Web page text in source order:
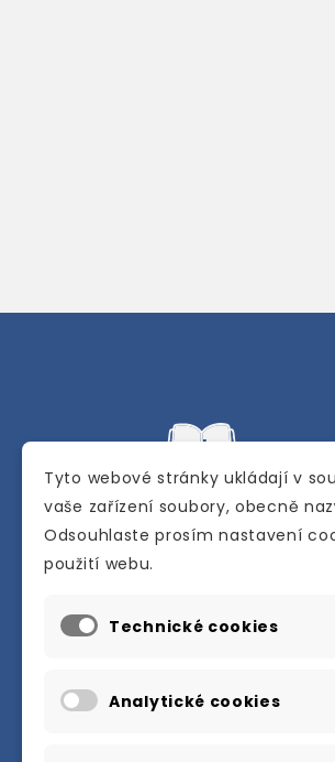
Internetové a
anglického jazyka.
Karly Machové 48
Tyto webové stránky ukládají v
vaše zařízení soubory, obecně
Odsouhlaste prosím nastavení
použití webu.
Technické cookies
Analytické cookies